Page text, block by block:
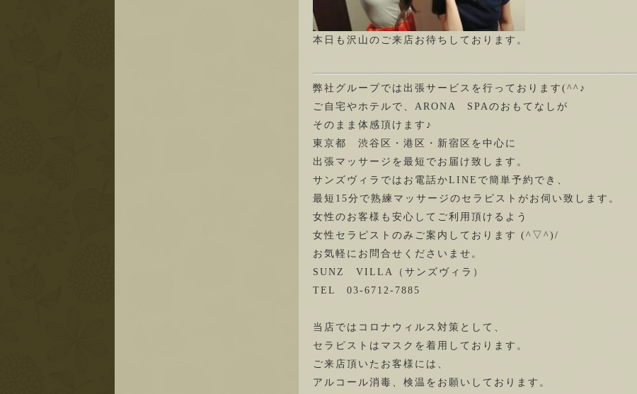
本日も沢山のご来店お待ちしております。
弊社グループでは出張サービスを行っております(^^♪
ご自宅やホテルで、ARONA SPAのおもてなしが
そのまま体感頂けます♪
東京都 渋谷区・港区・新宿区を中心に
出張マッサージを最短でお届け致します。
サンズヴィラではお電話かLINEで簡単予約でき、
最短15分で熟練マッサージのセラピストがお伺い致します。
女性のお客様も安心してご利用頂けるよう
女性セラピストのみご案内しております (^▽^)/
お気軽にお問合せくださいませ。
SUNZ VILLA（サンズヴィラ）
TEL 03-6712-7885
当店ではコロナウィルス対策として、
セラピストはマスクを着用しております。
ご来店頂いたお客様には、
アルコール消毒、検温をお願いしております。